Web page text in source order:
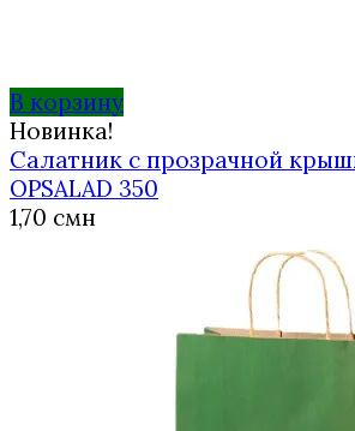
В корзину
Новинка!
Салатник с прозрачной
OPSALAD 350
1,70 смн